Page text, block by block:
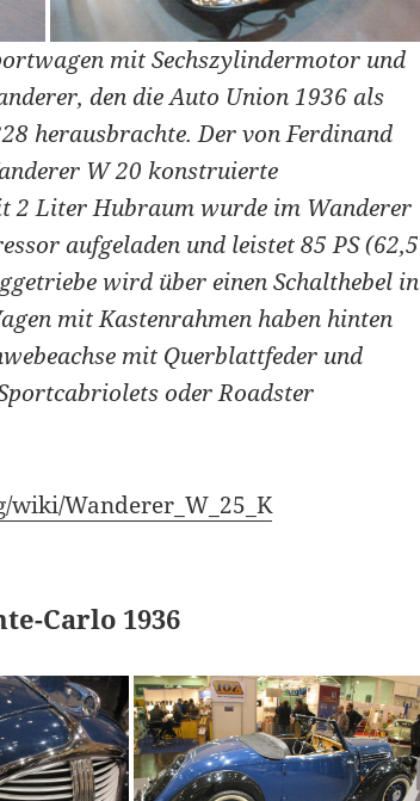
mit Sechszylindermotor und
den die Auto Union 1936 als
herausbrachte. Der von Ferdinand
W 20 konstruierte
2 Liter Hubraum wurde im Wanderer
aufgeladen und leistet 85 PS (62,5
wird über einen Schalthebel in
mit Kastenrahmen haben hinten
mit Querblattfeder und
oder Roadster
Wanderer_W_25_K
Carlo 1936